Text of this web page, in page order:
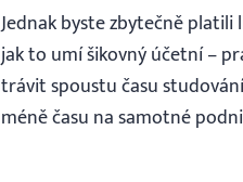
Jednak byste zbytečně
jak to umí šikovný účetní –
trávit spoustu času
méně času na samotné